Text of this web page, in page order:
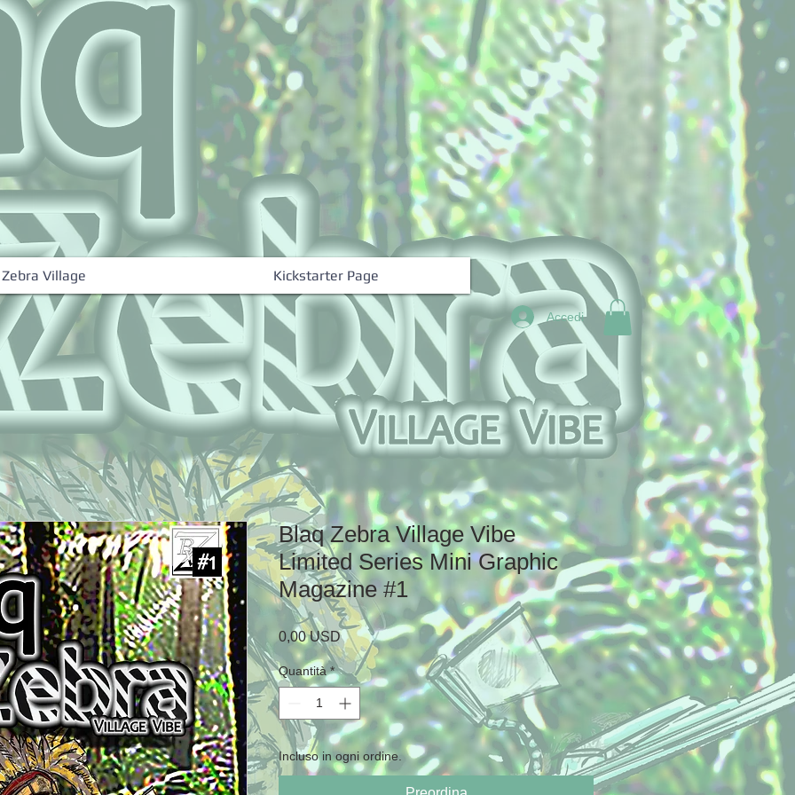
Village Kickstarter Page
Accedi
Blaq Zebra Village Vibe
Limited Series Mini Graphic
Magazine #1
0,00 USDPrezzo
Quantità *
Incluso in ogni ordine.